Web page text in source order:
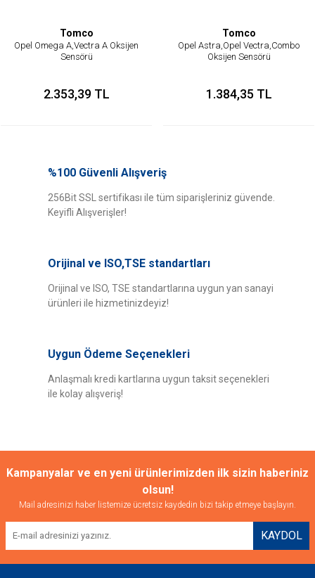
Tomco
Opel Omega A,Vectra A Oksijen
Sensörü
2.353,39 TL
Tomco
Opel Astra,Opel Vectra,Combo
Oksijen Sensörü
1.384,35 TL
%100 Güvenli Alışveriş
256Bit SSL sertifikası ile tüm siparişleriniz güvende.
Keyifli Alışverişler!
Orijinal ve ISO,TSE standartları
Orijinal ve ISO, TSE standartlarına uygun yan sanayi
ürünleri ile hizmetinizdeyiz!
Uygun Ödeme Seçenekleri
Anlaşmalı kredi kartlarına uygun taksit seçenekleri
ile kolay alışveriş!
Kampanyalar ve en yeni ürünlerimizden ilk sizin haberiniz
olsun!
Mail adresinizi haber listemize ücretsiz kaydedin bizi takip etmeye başlayın.
KAYDOL